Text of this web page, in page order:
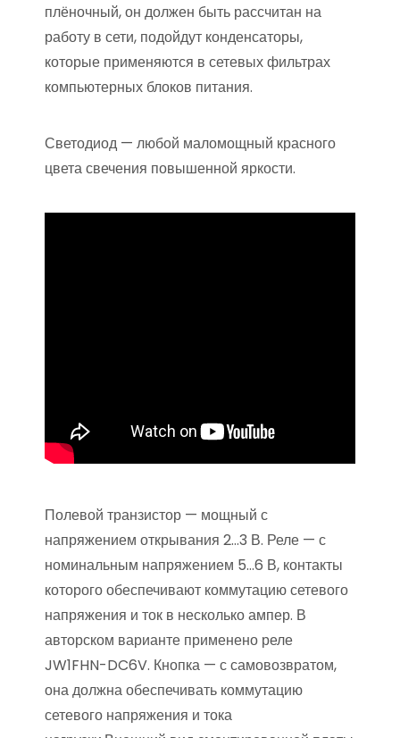
плёночный, он должен быть рассчитан на
работу в сети, подойдут конденсаторы,
которые применяются в сетевых фильтрах
компьютерных блоков питания.
Светодиод — любой маломощный красного
цвета свечения повышенной яркости.
Полевой транзистор — мощный с
напряжением открывания 2…3 В. Реле — с
номинальным напряжением 5…6 В, контакты
которого обеспечивают коммутацию сетевого
напряжения и ток в несколько ампер. В
авторском варианте применено реле
JW1FHN-DC6V. Кнопка — с самовозвратом,
она должна обеспечивать коммутацию
сетевого напряжения и тока